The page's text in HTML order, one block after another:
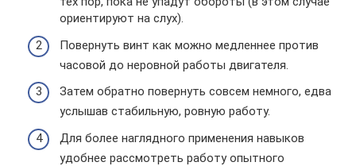
ориентируют на слух).
Повернуть винт как можно медленнее против
часовой до неровной работы двигателя.
Затем обратно повернуть совсем немного, едва
услышав стабильную, ровную работу.
Для более наглядного применения навыков
удобнее рассмотреть работу опытного